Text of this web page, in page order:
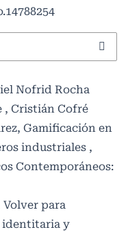
Nofrid Rocha
, Cristián Cofré
Gamificación en
industriales ,
Contemporáneos:
Volver para
identitaria y